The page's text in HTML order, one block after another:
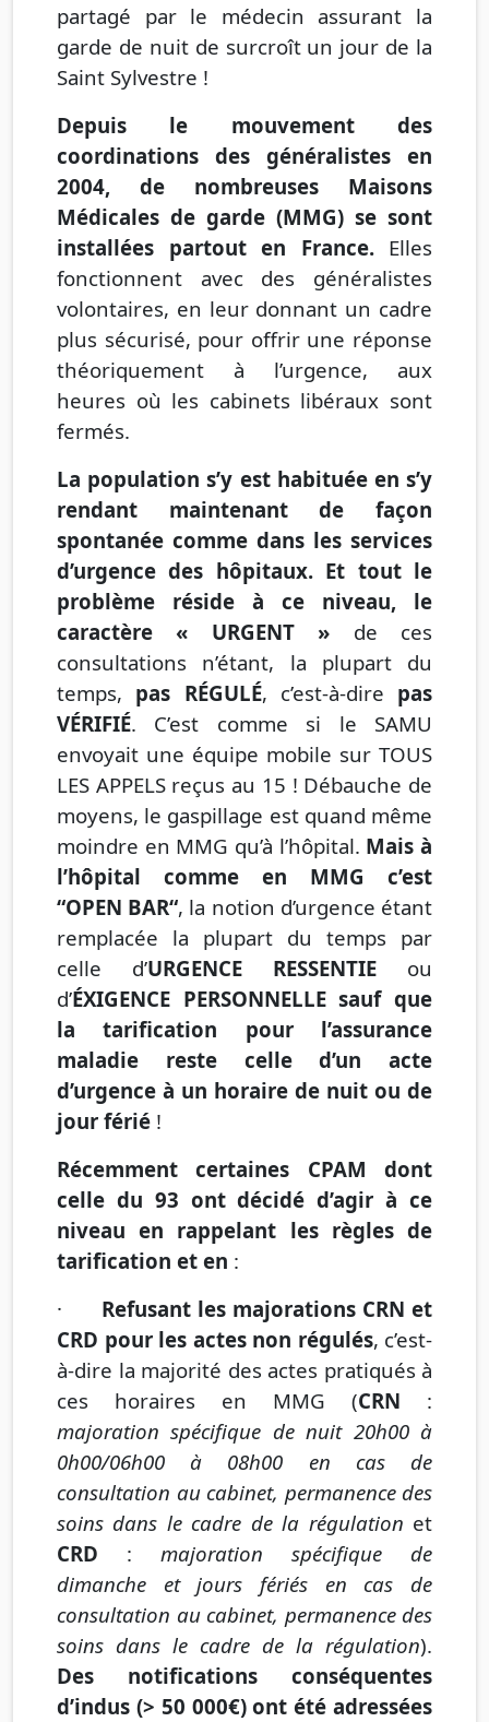
partagé par le médecin assurant la
garde de nuit de surcroît un jour de la
Saint Sylvestre !
Depuis le mouvement des
coordinations des généralistes en
2004, de nombreuses Maisons
Médicales de garde (MMG) se sont
installées partout en France.Elles
fonctionnent avec des généralistes
volontaires, en leur donnant un cadre
plus sécurisé, pour offrir une réponse
théoriquement à l’urgence, aux
heures où les cabinets libéraux sont
fermés.
La population s’y est habituée en s’y
rendant maintenant de façon
spontanée comme dans les services
d’urgence des hôpitaux. Et tout le
problème réside à ce niveau, le
caractère « URGENT » de ces
consultations n’étant, la plupart du
temps, pas RÉGULÉ, c’est-à-dire pas
VÉRIFIÉ. C’est comme si le SAMU
envoyait une équipe mobile sur TOUS
LES APPELS reçus au 15 ! Débauche de
moyens, le gaspillage est quand même
moindre en MMG qu’à l’hôpital. Mais à
l’hôpital comme en MMG c’est
“OPEN BAR“, la notion d’urgence étant
remplacée la plupart du temps par
celle d’URGENCE RESSENTIE ou
d’ÉXIGENCE PERSONNELLE sauf que
la tarification pour l’assurance
maladie reste celle d’un acte
d’urgence à un horaire de nuit ou de
jour férié !
Récemment certaines CPAM dont
celle du 93 ont décidé d’agir à ce
niveau en rappelant les règles de
tarification et en :
· Refusant les majorations CRN et
CRD pour les actes non régulés, c’est-
à-dire la majorité des actes pratiqués à
ces horaires en MMG (CRN :
majoration spécifique de nuit 20h00 à
0h00/06h00 à 08h00 en cas de
consultation au cabinet, permanence des
soins dans le cadre de la régulation et
CRD : majoration spécifique de
dimanche et jours fériés en cas de
consultation au cabinet, permanence des
soins dans le cadre de la régulation).
Des notifications conséquentes
d’indus (> 50 000€) ont été adressées